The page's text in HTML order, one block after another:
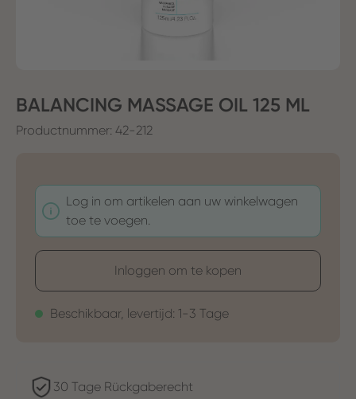
BALANCING MASSAGE OIL 125 ML
Productnummer: 42-212
Log in om artikelen aan uw winkelwagen
toe te voegen.
Inloggen om te kopen
Beschikbaar, levertijd: 1-3 Tage
30 Tage Rückgaberecht